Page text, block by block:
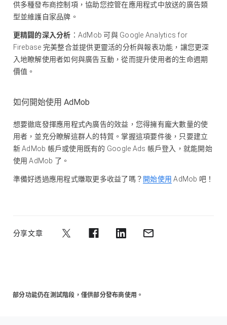
供多種發布商控制項，協助您控管在應用程式中放送的廣告類
型並維護自家品牌。
更精闢的深入分析 ：AdMob 可與 Google Analytics for
Firebase 完美整合並提供更靈活的分析與報表功能，讓您更深
入地瞭解使用者如何與廣告互動，從而提升使用者的生命週期
價值。
如何開始使用 AdMob
想要徹底發揮應用程式內廣告的效益，您得擁有龐大數量的使
用者，並充分瞭解這群人的特質。掌握這項要件後，只要建立
新 AdMob 帳戶或使用既有的 Google Ads 帳戶登入，就能開始
使用 AdMob 了。
準備好透過應用程式賺取更多收益了嗎？ 開始使用 AdMob 吧！
分享文章
部分功能仍在測試階段，僅供部分發布商使用。